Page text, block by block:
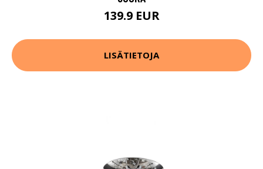
139.9 EUR
LISÄTIETOJA